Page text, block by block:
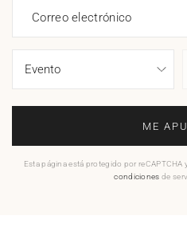
Correo electrónico
ME
Esta página está protegido por
condiciones de